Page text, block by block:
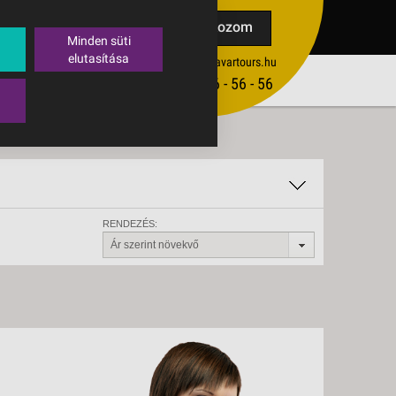
Feliratkozom
ertekesites@budavartours.hu
(+36­ 1) 3 - 56 - 56 - 56
TIPPEK
RENDEZÉS:
Ár szerint növekvő
Minden süti
elutasítása